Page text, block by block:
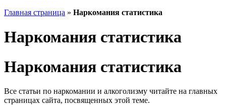
Главная страница » Наркомания статистика
Наркомания статистика
Наркомания статистика
Все статьи по наркомании и алкоголизму читайте на главных
страницах сайта, посвященных этой теме.